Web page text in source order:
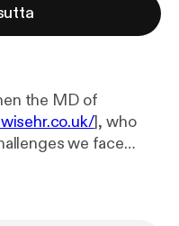
the MD of
], who
we face